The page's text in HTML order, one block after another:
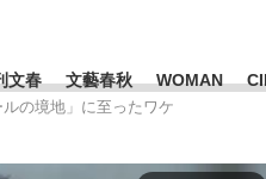
文春 文藝春秋 WOMAN
の境地」に至ったワケ